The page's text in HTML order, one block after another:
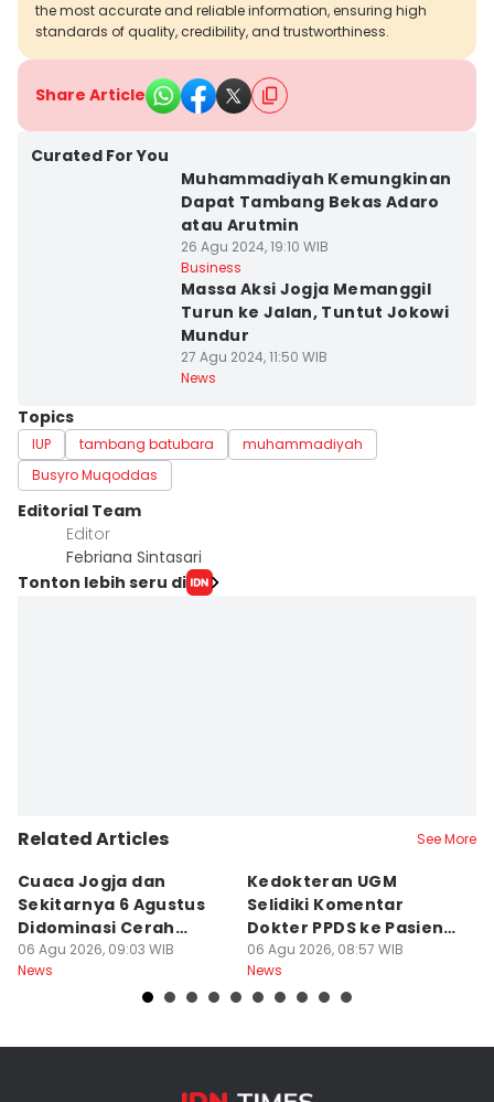
the most accurate and reliable information, ensuring high
standards of quality, credibility, and trustworthiness.
Share Article
Curated For You
Muhammadiyah Kemungkinan
Dapat Tambang Bekas Adaro
atau Arutmin
26 Agu 2024, 19:10 WIB
Business
Massa Aksi Jogja Memanggil
Turun ke Jalan, Tuntut Jokowi
Mundur
27 Agu 2024, 11:50 WIB
News
Topics
IUP tambang batubara
muhammadiyah
Busyro Muqoddas
Editorial Team
Editor
Febriana Sintasari
Tonton lebih seru di
Related Articles See More
Cuaca Jogja dan
Sekitarnya 6 Agustus
Didominasi Cerah
Berawan
06 Agu 2026, 09:03 WIB
News
Kedokteran UGM
Selidiki Komentar
Dokter PPDS ke Pasien
BPJS di Medsos
06 Agu 2026, 08:57 WIB
News